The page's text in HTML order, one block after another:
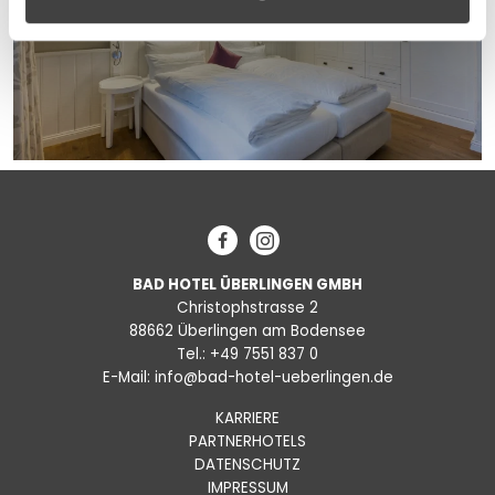
gesammelt haben.
FacebookInstagram
BAD HOTEL ÜBERLINGEN GMBH
Christophstrasse 2
88662 Überlingen am Bodensee
Tel.: +49 7551 837 0
E-Mail: info@bad-hotel-ueberlingen.de
KARRIERE
PARTNERHOTELS
DATENSCHUTZ
IMPRESSUM